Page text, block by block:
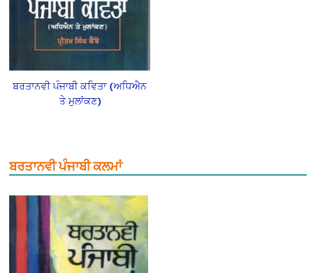
ਬਰਤਾਨਵੀ ਪੰਜਾਬੀ ਕਵਿਤਾ (ਅਧਿਐਨ
ਤੇ ਮੁਲਾਂਕਣ)
ਬਰਤਾਨਵੀ ਪੰਜਾਬੀ ਕਲਮਾਂ